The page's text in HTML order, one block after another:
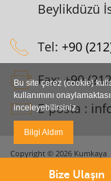
Beylikdüzü
Tel: +90
Fax:+90
E-posta :
Copyright © 2026 Kumkaya
Bu site çerez (cookie)
kullanımını
inceleyebilirsiniz.
Bilgi Aldım
Bize Ulaşın